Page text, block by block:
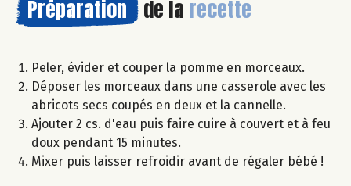
Préparation de la recette
Peler, évider et couper la pomme en morceaux.
Déposer les morceaux dans une casserole avec les
abricots secs coupés en deux et la cannelle.
Ajouter 2 cs. d'eau puis faire cuire à couvert et à feu
doux pendant 15 minutes.
Mixer puis laisser refroidir avant de régaler bébé !